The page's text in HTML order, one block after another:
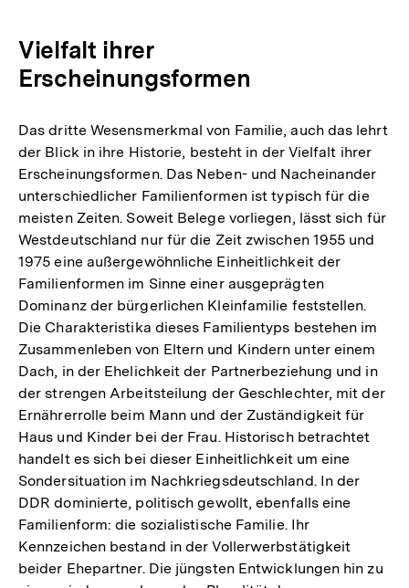
Vielfalt ihrer
Erscheinungsformen
Das dritte Wesensmerkmal von Familie, auch das lehrt
der Blick in ihre Historie, besteht in der Vielfalt ihrer
Erscheinungsformen. Das Neben- und Nacheinander
unterschiedlicher Familienformen ist typisch für die
meisten Zeiten. Soweit Belege vorliegen, lässt sich für
Westdeutschland nur für die Zeit zwischen 1955 und
1975 eine außergewöhnliche Einheitlichkeit der
Familienformen im Sinne einer ausgeprägten
Dominanz der bürgerlichen Kleinfamilie feststellen.
Die Charakteristika dieses Familientyps bestehen im
Zusammenleben von Eltern und Kindern unter einem
Dach, in der Ehelichkeit der Partnerbeziehung und in
der strengen Arbeitsteilung der Geschlechter, mit der
Ernährerrolle beim Mann und der Zuständigkeit für
Haus und Kinder bei der Frau. Historisch betrachtet
handelt es sich bei dieser Einheitlichkeit um eine
Sondersituation im Nachkriegsdeutschland. In der
DDR dominierte, politisch gewollt, ebenfalls eine
Familienform: die sozialistische Familie. Ihr
Kennzeichen bestand in der Vollerwerbstätigkeit
beider Ehepartner. Die jüngsten Entwicklungen hin zu